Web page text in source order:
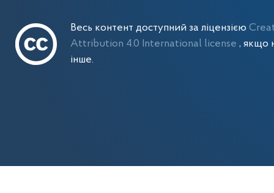
Весь контент доступний за ліцензією
Attribution 4.0 International license , якщо
інше.